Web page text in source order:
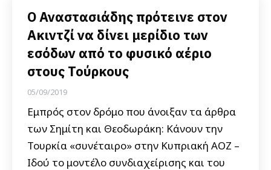
Ο Αναστασιάδης πρότεινε στον
Ακιντζί να δίνει μερίδιο των
εσόδων από το φυσικό αέριο
στους Τούρκους
05/09/2019
Εμπρός στον δρόμο που άνοιξαν τα άρθρα
των Σημίτη και Θεοδωράκη: Κάνουν την
Τουρκία «συνέταιρο» στην Κυπριακή ΑΟΖ –
Ιδού το μοντέλο συνδιαχείρισης και του